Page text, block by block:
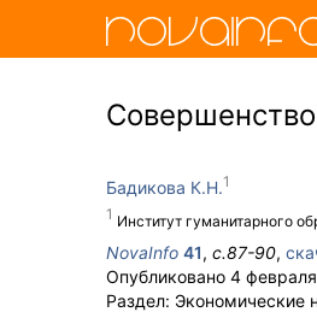
Бадикова К.Н.
Институт гуманитарного
NovaInfo 41, с.87-90,
Опубликовано 4
Раздел: Экономические